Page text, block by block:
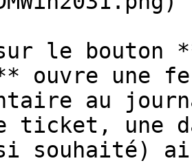
le bouton
ouvre une
au
ticket, une
souhaité)